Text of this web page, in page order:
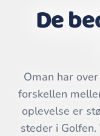
De
Oman har
forskellen
oplevelse er
steder i